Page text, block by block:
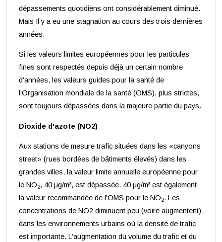
dépassements quotidiens ont considérablement diminué.
Mais Il y a eu une stagnation au cours des trois dernières
années.
Si les valeurs limites européennes pour les particules
fines sont respectés depuis déjà un certain nombre
d'années, les valeurs guides pour la santé de
l'Organisation mondiale de la santé (OMS), plus strictes,
sont toujours dépassées dans la majeure partie du pays.
Dioxide d'azote (NO2)
Aux stations de mesure trafic situées dans les «canyons
street» (rues bordées de bâtiments élevés) dans les
grandes villes, la valeur limite annuelle européenne pour
le NO2, 40 μg/m³, est dépassée. 40 μg/m³ est également
la valeur recommandée de l'OMS pour le NO2. Les
concentrations de NO2 diminuent peu (voire augmentent)
dans les environnements urbains où la densité de trafic
est importante. L’augmentation du volume du trafic et du